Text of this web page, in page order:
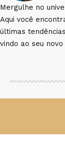
Mergulhe no
Aqui você
últimas
vindo ao seu